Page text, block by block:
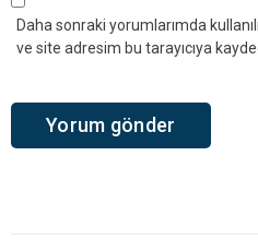
Daha sonraki yorumlarımda
ve site adresim bu tarayıcıya